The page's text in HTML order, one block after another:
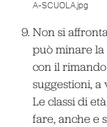
A-SCUOLA.jpg
Non si
può minare la
con il
suggestioni, a
Le classi di
fare, anche e